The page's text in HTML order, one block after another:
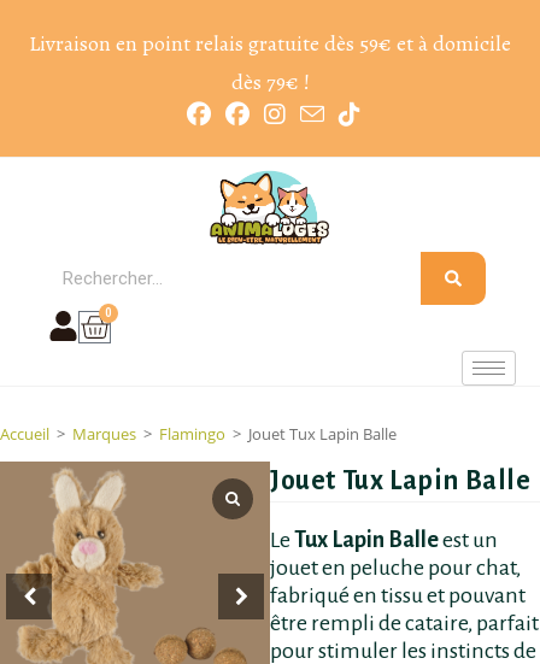
Livraison en point relais gratuite dès 59€ et à domicile
dès 79€ !
0
Accueil > Marques > Flamingo > Jouet Tux Lapin Balle
Jouet Tux Lapin Balle
LeTux Lapin Balleest un
jouet en peluche pour chat,
fabriqué en tissu et pouvant
être rempli de cataire, parfait
pour stimuler les instincts de